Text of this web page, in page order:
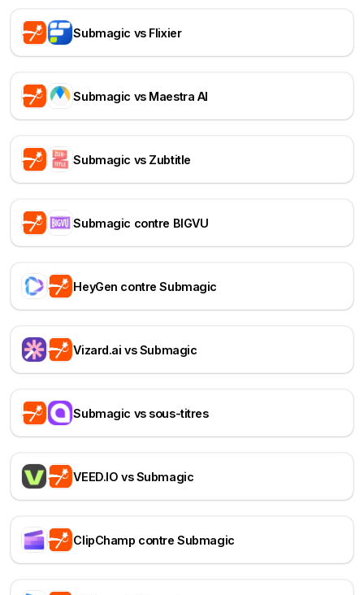
Submagic vs Flixier
Submagic vs Maestra AI
Submagic vs Zubtitle
Submagic contre BIGVU
HeyGen contre Submagic
Vizard.ai vs Submagic
Submagic vs sous-titres
VEED.IO vs Submagic
ClipChamp contre Submagic